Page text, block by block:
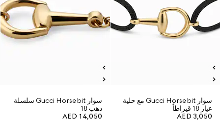
سوار Gucci Horsebit مع حلية
عيار 18 قيراطاً
AED 3,050
سوار Gucci Horsebit سلسلة
ذهب 18
AED 14,050